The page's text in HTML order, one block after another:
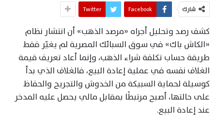
شارك Facebook
Twitter
كشف رصد وتحليل أجراه «مرصد الذهب» أن انتشار نظام
«الكاش باك» في سوق السبائك المصرية لم يغيّر فقط
طريقة حساب تكلفة شراء الذهب، وإنما أعاد تعريف قيمة
الغلاف نفسه في عملية إعادة البيع، فالغلاف الذي بدأ
كوسيلة لحماية السبيكة من الخدوش والتجريح والحفاظ
على حالتها، أصبح مرتبطًا بمقابل مالي يحصل عليه المدخر
عند إعادة البيع.